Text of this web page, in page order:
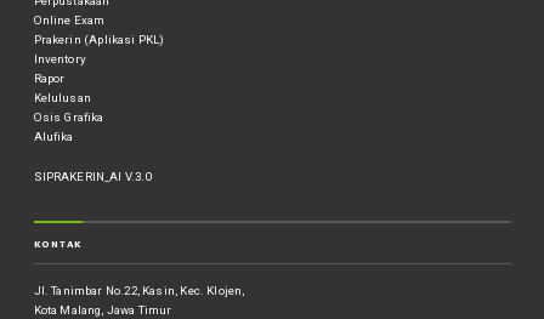
Online Exam
Prakerin (Aplikasi PKL)
Inventory
Rapor
Kelulusan
Osis Grafika
Alufika
SIPRAKERIN_AI V.3.0
KONTAK
Jl. Tanimbar No.22, Kasin, Kec. Klojen,
Kota Malang, Jawa Timur